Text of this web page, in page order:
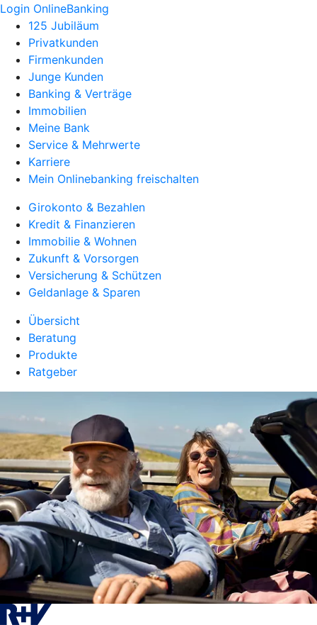
Login OnlineBanking
125 Jubiläum
Privatkunden
Firmenkunden
Junge Kunden
Banking & Verträge
Immobilien
Meine Bank
Service & Mehrwerte
Karriere
Mein Onlinebanking freischalten
Girokonto & Bezahlen
Kredit & Finanzieren
Immobilie & Wohnen
Zukunft & Vorsorgen
Versicherung & Schützen
Geldanlage & Sparen
Übersicht
Beratung
Produkte
Ratgeber